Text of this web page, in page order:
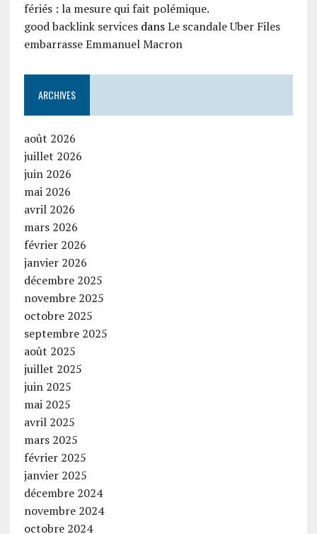
fériés : la mesure qui fait polémique.
good backlink servicesdansLe scandale Uber Files
embarrasse Emmanuel Macron
ARCHIVES
août 2026
juillet 2026
juin 2026
mai 2026
avril 2026
mars 2026
février 2026
janvier 2026
décembre 2025
novembre 2025
octobre 2025
septembre 2025
août 2025
juillet 2025
juin 2025
mai 2025
avril 2025
mars 2025
février 2025
janvier 2025
décembre 2024
novembre 2024
octobre 2024